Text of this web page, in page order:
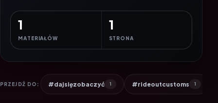
1
MATERIAŁÓW
1
STRONA
PRZEJDŹ DO: #dajsięzobaczyć 1 #rideoutcustoms 1